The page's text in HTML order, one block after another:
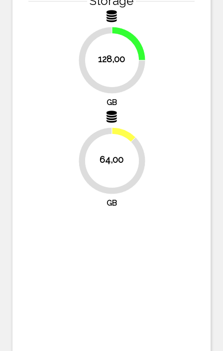
128,00
75%
25%
GB
64,00
87.5%
12.5%
GB